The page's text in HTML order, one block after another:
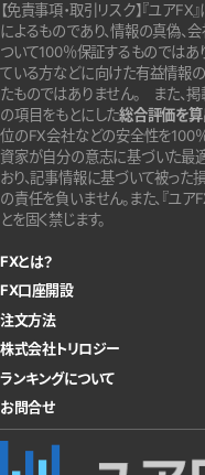
【免責事項・取引リスク】『ユア
によるものであり、情報の真偽、
ついて100％保証するものではあ
ている方などに向けた有益情報
たものではありません。 また、
の項目をもとにした総合評価を算
位のFX会社などの安全性を100
資家が自分の意志に基づいた最
おり、記事情報に基づいて被った
の責任を負いません。また、『ユ
とを固く禁じます。
FXとは？
FX口座開設
注文方法
株式会社トリロジー
ランキングについて
お問合せ